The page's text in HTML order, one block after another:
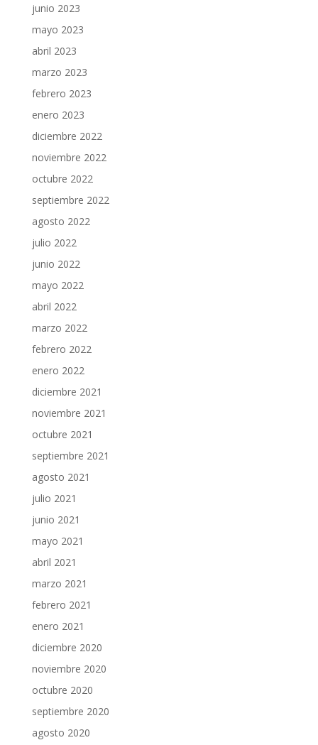
junio 2023
mayo 2023
abril 2023
marzo 2023
febrero 2023
enero 2023
diciembre 2022
noviembre 2022
octubre 2022
septiembre 2022
agosto 2022
julio 2022
junio 2022
mayo 2022
abril 2022
marzo 2022
febrero 2022
enero 2022
diciembre 2021
noviembre 2021
octubre 2021
septiembre 2021
agosto 2021
julio 2021
junio 2021
mayo 2021
abril 2021
marzo 2021
febrero 2021
enero 2021
diciembre 2020
noviembre 2020
octubre 2020
septiembre 2020
agosto 2020